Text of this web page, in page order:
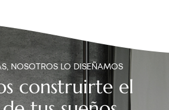
NOSOTROS LO DISEÑAMOS
construirte el